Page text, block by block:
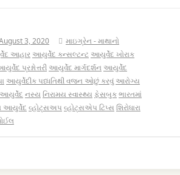
3, 2020
માઇગ્રેન - માથાનો
આહાર આયુર્વેદ કન્સલ્ટન્ટ આયુર્વેદ ખોરાક
પ્રશ્નોત્તરી આયુર્વેદ માર્ગદર્શન આયુર્વેદ
આયુર્વેદીક પધ્ધતિથી વજન ઓછું કરવું આરોગ્ય
આયુર્વેદ નસ્ય નિરામય સ્વાસ્થ્ય ફેસબુકભારતમાં
આયુર્વેદ વ્હોટ્સઅપ વ્હોટ્સએપ ટિપ્સ શિરોધારા